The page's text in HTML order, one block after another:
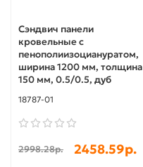
Сэндвич панели
кровельные с
пенополиизоциануратом,
ширина 1200 мм, толщина
150 мм, 0.5/0.5, дуб
18787-01
2998.28р. 2458.59р.